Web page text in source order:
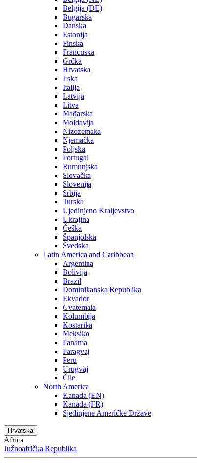
Belgija (DE)
Bugarska
Danska
Estonija
Finska
Francuska
Grčka
Hrvatska
Irska
Italija
Latvija
Litva
Mađarska
Moldavija
Nizozemska
Njemačka
Poljska
Portugal
Rumunjska
Slovačka
Slovenija
Srbija
Turska
Ujedinjeno Kraljevstvo
Ukrajina
Češka
Španjolska
Švedska
Latin America and Caribbean
Argentina
Bolivija
Brazil
Dominikanska Republika
Ekvador
Gvatemala
Kolumbija
Kostarika
Meksiko
Panama
Paragvaj
Peru
Urugvaj
Čile
North America
Kanada (EN)
Kanada (FR)
Sjedinjene Američke Države
Hrvatska
Africa
Južnoafrička Republika